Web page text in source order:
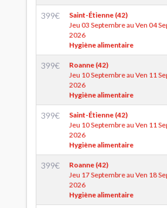
399€
Saint-Étienne (42)
Jeu 03 Septembre au Ven 04
2026
Hygiène alimentaire
399€
Roanne (42)
Jeu 10 Septembre au Ven 11
2026
Hygiène alimentaire
399€
Saint-Étienne (42)
Jeu 10 Septembre au Ven 11
2026
Hygiène alimentaire
399€
Roanne (42)
Jeu 17 Septembre au Ven 18
2026
Hygiène alimentaire